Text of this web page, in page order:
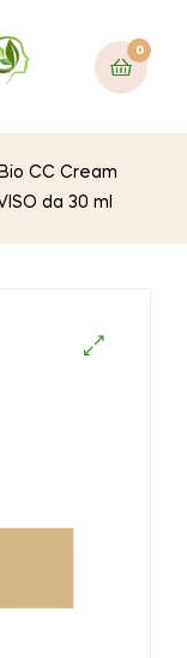
0
Bio CC Cream
da 30 ml